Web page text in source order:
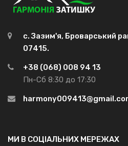
с. Зазим'я, Броварський
07415.
+38 (068) 008 94 13
Пн-Сб 8:30 до 17:30
МИ В СОЦІАЛЬНИХ МЕРЕЖАХ